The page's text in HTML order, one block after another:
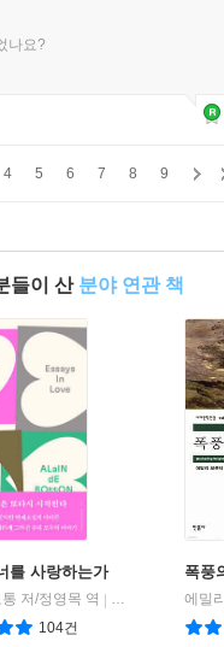
명한 소리로 울렸다. 귓
나요?
4 5 6 7 8 9
들이 산 분야 연관 책
를 사랑하는가
저/정영목 역
청미래
104건
폭풍
에밀